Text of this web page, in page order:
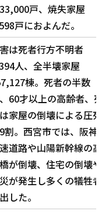
戸、焼失家屋
戸におよんだ。
は死者行方不明者
人、全半壊家屋
棟。死者の半数
60才以上の高齢者、
家屋の倒壊による圧死
割。西宮市では、阪神
道路や山陽新幹線の高
が倒壊、住宅の倒壊や
が発生し多くの犠牲者
した。